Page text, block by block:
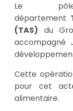
Le
département
(TAS) du
accompagné
Cette
pour cet
alimentaire.